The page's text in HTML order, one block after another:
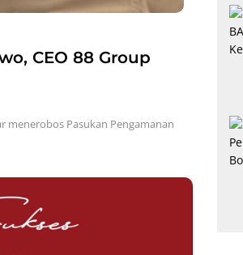
CEO 88 Group
menerobos Pasukan Pengamanan